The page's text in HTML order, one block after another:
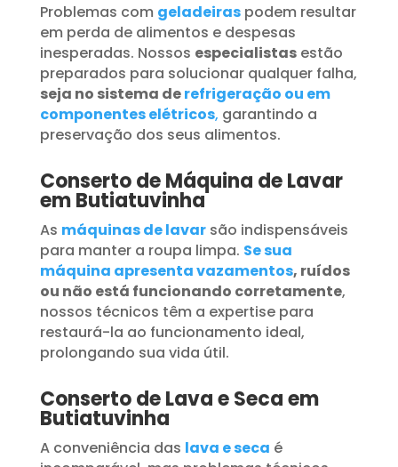
Problemas com geladeiraspodem resultar
em perda de alimentos e despesas
inesperadas. Nossos especialistasestão
preparados para solucionar qualquer falha,
seja no sistema derefrigeração ou em
componentes elétricos, garantindo a
preservação dos seus alimentos.
Conserto de Máquina de Lavar
em Butiatuvinha
As máquinas de lavar são indispensáveis
para manter a roupa limpa. Se sua
máquina apresenta vazamentos, ruídos
ou não está funcionando corretamente,
nossos técnicos têm a expertise para
restaurá-la ao funcionamento ideal,
prolongando sua vida útil.
Conserto de Lava e Seca em
Butiatuvinha
A conveniência das lava e seca é